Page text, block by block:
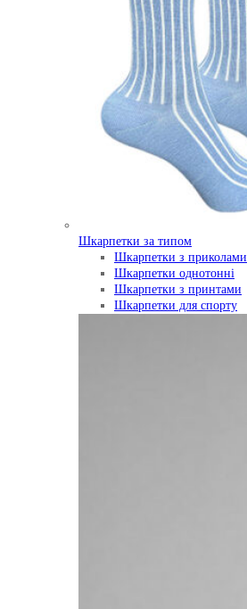
Шкарпетки за типом
Шкарпетки з приколами
Шкарпетки однотонні
Шкарпетки з принтами
Шкарпетки для спорту